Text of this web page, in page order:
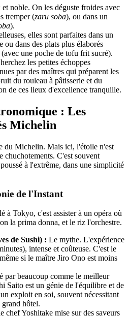
noble. On les déguste froides avec
tremper (zaru soba), ou dans un
).
elles sont parfaites dans un
ou dans des plats plus élaborés
(avec une poche de tofu frit sucré).
les petites échoppes
par des maîtres qui préparent les
du rouleau à pâtisserie et du
de ces lieux d'excellence tranquille.
: Les
Michelin
du Michelin. Mais ici, l'étoile n'est
chuchotements. C'est souvent
à l'extrême, dans une simplicité
de l'Instant
à Tokyo, c'est assister à un opéra où
la prima donna, et le riz l'orchestre.
de Sushi) : Le mythe. L'expérience
intense et coûteuse. C'est le
si le maître Jiro Ono est moins
par beaucoup comme le meilleur
Saito est un génie de l'équilibre et de
exploit en soi, souvent nécessitant
hôtel.
chef Yoshitake mise sur des saveurs